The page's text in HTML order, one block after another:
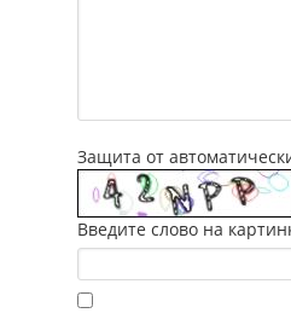
Защита от
Введите слово на